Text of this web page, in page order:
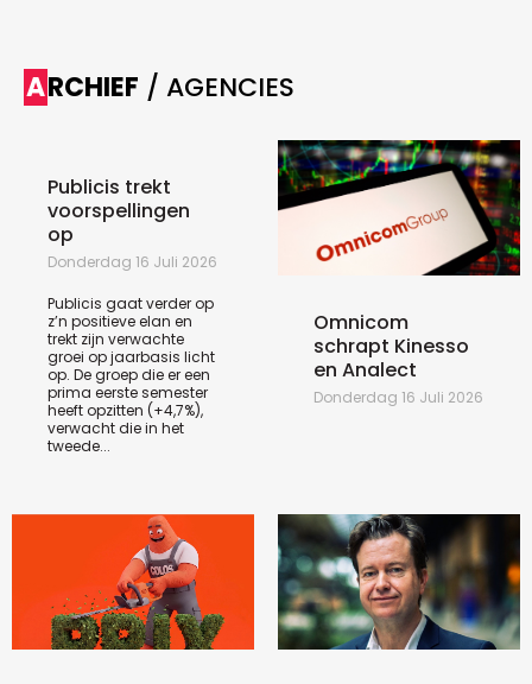
ARCHIEF / AGENCIES
Publicis trekt
voorspellingen
op
Donderdag 16 Juli 2026
Publicis gaat verder op
z’n positieve elan en
trekt zijn verwachte
groei op jaarbasis licht
op. De groep die er een
prima eerste semester
heeft opzitten (+4,7%),
verwacht die in het
tweede...
Omnicom
schrapt Kinesso
en Analect
Donderdag 16 Juli 2026